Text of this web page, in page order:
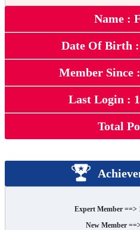
Name :
Date Of Birth :
Member Since
Last Login :
Total
Expert Member ==>
New Member